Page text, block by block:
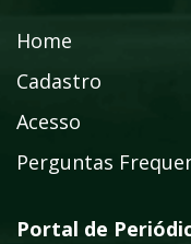
Home
Cadastro
Acesso
Perguntas
Portal de